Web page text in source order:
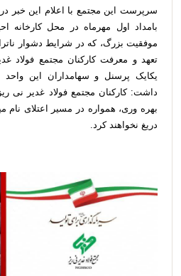
سرپرست این مجتمع با اعلام این خبر
بامداد اول مهرماه در محل کارخانه
موفقیت بزرگ، که در شرایط دشوار
تعهد و معرفت کارکنان مجتمع فولاد
یکایک پرسنل و سهامداران این
داشت: کارکنان مجتمع فولاد غدیر نی
بهره وری، همواره در مسیر اعتلای
دریغ نخواهند کرد.